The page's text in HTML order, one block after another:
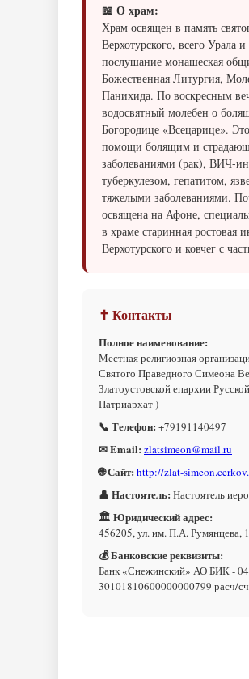
📖 О храм:
Храм освящен в память
Верхотурского, всего Урала
послушание монашеская
Божественная Литургия,
Панихида. По воскресным
водосвятный молебен о
Богородице «Всецарице».
помощи болящим и
заболеваниями (рак), ВИЧ-
туберкулезом, гепатитом,
тяжелыми заболеваниями.
освящена на Афоне,
в храме старинная ростовая
Верхотурского и ковчег с
✝ Контакты
Полное наименование:
Местная религиозная
Святого Праведного Симеона
Златоустовской епархии
Патриархат )
📞 Телефон: +79191140497
✉ Email: zlatsimeon@mail.ru
🌐 Сайт: http://zlat-
👤 Настоятель: Настоятель
🏛 Юридический адрес:
456205, ул. им. П.А. Румянцева,
💰 Банковские реквизиты:
Банк «Снежинский» АО БИК -
30101810600000000799 расч/